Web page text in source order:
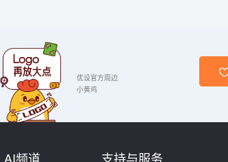
优设官方周边
小黄鸡
AI频道 支持与服务